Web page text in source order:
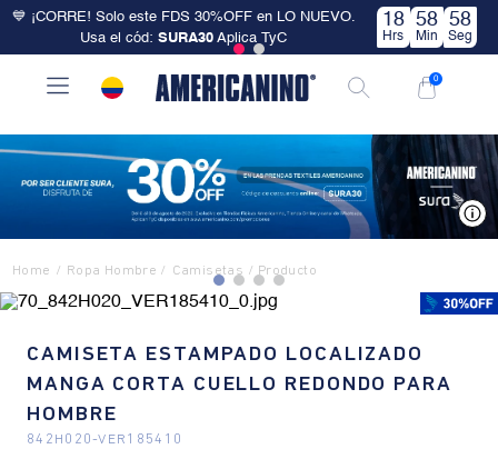
💙 ¡CORRE! Solo este FDS 30%OFF en LO NUEVO.
Usa el cód:SURA30 Aplica TyC
18
Hrs
58
Min
58
Seg
0
Ropa Hombre Camisetas
CAMISETA ESTAMPADO LOCALIZADO
MANGA CORTA CUELLO REDONDO PARA
HOMBRE
842H020-VER185410